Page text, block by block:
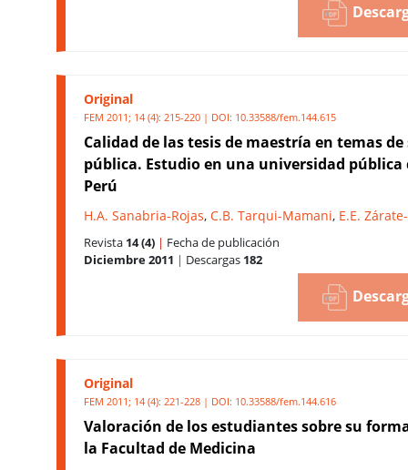
Original
FEM 2011; 14 (4): 215-220 | DOI: 10.33588/fem.144.615
Calidad de las tesis de maestría en temas
pública. Estudio en una universidad pública
Perú
H.A. Sanabria-Rojas, C.B. Tarqui-Mamani, E.E.
Revista 14 (4) | Fecha de publicación
Diciembre 2011 | Descargas 182
Original
FEM 2011; 14 (4): 221-228 | DOI: 10.33588/fem.144.616
Valoración de los estudiantes sobre su
la Facultad de Medicina